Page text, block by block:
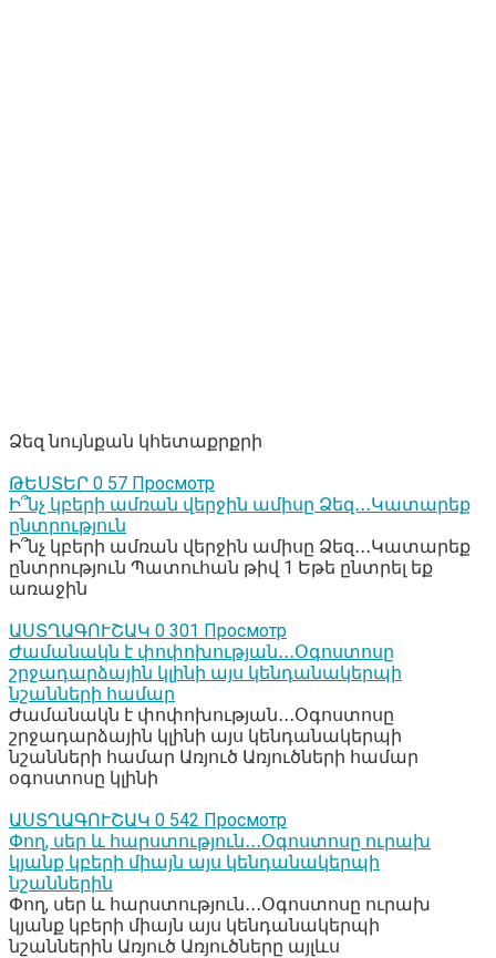
Ձեզ նույնքան կհետաքրքրի
ԹԵՍՏԵՐ 0 57 Просмотр
Ի՞նչ կբերի ամռան վերջին ամիսը Ձեզ․․․Կատարեք
ընտրություն
Ի՞նչ կբերի ամռան վերջին ամիսը Ձեզ․․․Կատարեք
ընտրություն Պատուհան թիվ 1 Եթե ընտրել եք
առաջին
ԱՍՏՂԱԳՈՒՇԱԿ 0 301 Просмотр
Ժամանակն է փոփոխության․․․Օգոստոսը
շրջադարձային կլինի այս կենդանակերպի
նշանների համար
Ժամանակն է փոփոխության․․․Օգոստոսը
շրջադարձային կլինի այս կենդանակերպի
նշանների համար Առյուծ Առյուծների համար
օգոստոսը կլինի
ԱՍՏՂԱԳՈՒՇԱԿ 0 542 Просмотр
Փող, սեր և հարստություն․․․Օգոստոսը ուրախ
կյանք կբերի միայն այս կենդանակերպի
նշաններին
Փող, սեր և հարստություն․․․Օգոստոսը ուրախ
կյանք կբերի միայն այս կենդանակերպի
նշաններին Առյուծ Առյուծները այլևս